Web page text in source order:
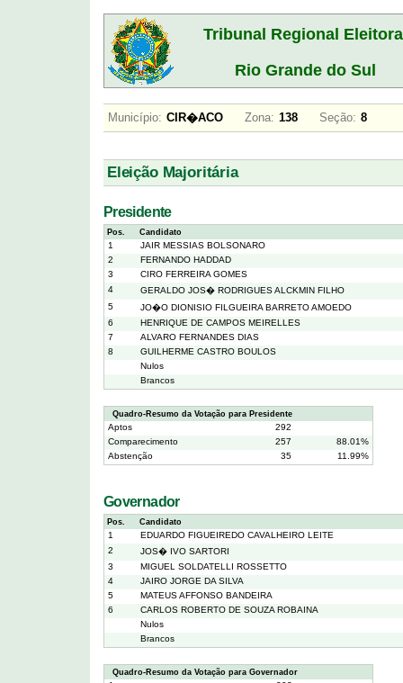
Tribunal Regional
Rio Grande do Sul
Município: CIR�ACO Zona: 138 Seção: 8
Eleição Majoritária
Presidente
Pos. Candidato
1
JAIR MESSIAS BOLSONARO
2
FERNANDO HADDAD
3
CIRO FERREIRA GOMES
4
GERALDO JOS� RODRIGUES ALCKMIN FILHO
5
JO�O DIONISIO FILGUEIRA BARRETO AMOEDO
6
HENRIQUE DE CAMPOS MEIRELLES
7
ALVARO FERNANDES DIAS
8
GUILHERME CASTRO BOULOS
Nulos
Brancos
Quadro-Resumo da Votação para Presidente
Aptos
292
Comparecimento
257
88.01%
Abstenção
35 11.99%
Governador
Pos. Candidato
1
EDUARDO FIGUEIREDO CAVALHEIRO LEITE
2
JOS� IVO SARTORI
3
MIGUEL SOLDATELLI ROSSETTO
4
JAIRO JORGE DA SILVA
5
MATEUS AFFONSO BANDEIRA
6
CARLOS ROBERTO DE SOUZA ROBAINA
Nulos
Brancos
Quadro-Resumo da Votação para Governador